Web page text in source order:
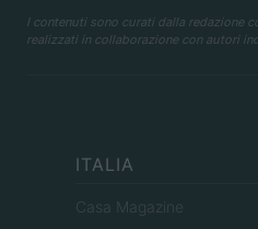
I contenuti sono curati dalla redazione
realizzati in collaborazione con autori
ITALIA
Casa Magazine